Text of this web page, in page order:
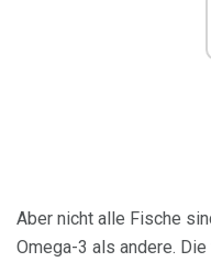
Aber nicht alle Fische
Omega-3 als andere.